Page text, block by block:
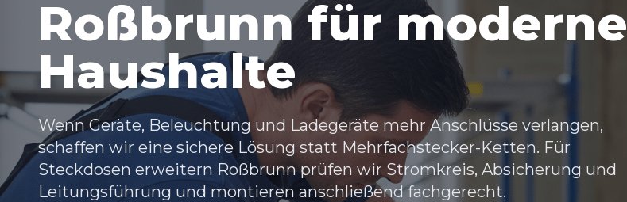
Roßbrunn für moderne
Haushalte
Wenn Geräte, Beleuchtung und Ladegeräte mehr Anschlüsse verlangen,
schaffen wir eine sichere Lösung statt Mehrfachstecker-Ketten. Für
Steckdosen erweitern Roßbrunn prüfen wir Stromkreis, Absicherung und
Leitungsführung und montieren anschließend fachgerecht.